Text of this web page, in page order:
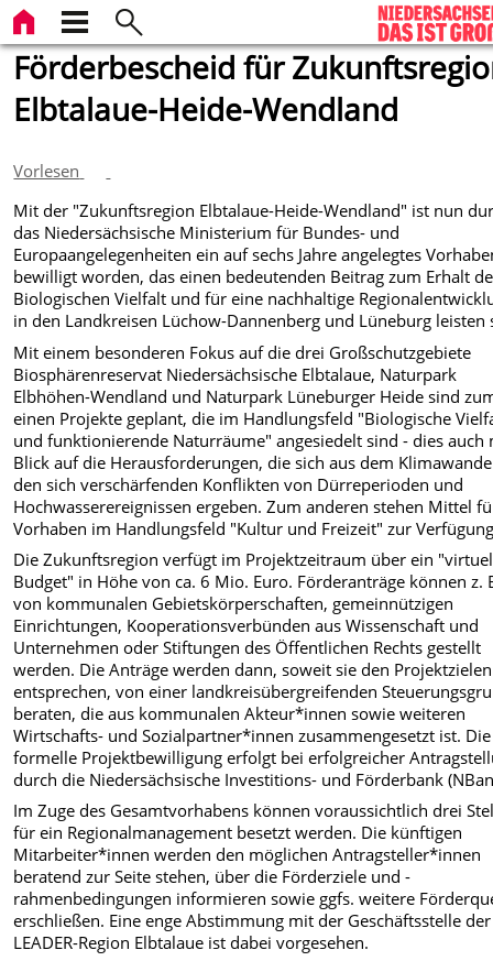
Förderbescheid für
Elbtalaue-Heide-Wendland
Vorlesen
Mit der "Zukunftsregion Elbtalaue-Heide-Wendland" ist nun
das Niedersächsische Ministerium für Bundes- und
Europaangelegenheiten ein auf sechs Jahre angelegtes
bewilligt worden, das einen bedeutenden Beitrag zum Erhalt
Biologischen Vielfalt und für eine nachhaltige
in den Landkreisen Lüchow-Dannenberg und Lüneburg leisten
Mit einem besonderen Fokus auf die drei Großschutzgebiete
Biosphärenreservat Niedersächsische Elbtalaue, Naturpark
Elbhöhen-Wendland und Naturpark Lüneburger Heide sind
einen Projekte geplant, die im Handlungsfeld "Biologische
und funktionierende Naturräume" angesiedelt sind - dies auch
Blick auf die Herausforderungen, die sich aus dem
den sich verschärfenden Konflikten von Dürreperioden und
Hochwasserereignissen ergeben. Zum anderen stehen Mittel
Vorhaben im Handlungsfeld "Kultur und Freizeit" zur
Die Zukunftsregion verfügt im Projektzeitraum über ein
Budget" in Höhe von ca. 6 Mio. Euro. Förderanträge können z.
von kommunalen Gebietskörperschaften, gemeinnützigen
Einrichtungen, Kooperationsverbünden aus Wissenschaft und
Unternehmen oder Stiftungen des Öffentlichen Rechts gestellt
werden. Die Anträge werden dann, soweit sie den Projektzielen
entsprechen, von einer landkreisübergreifenden
beraten, die aus kommunalen Akteur*innen sowie weiteren
Wirtschafts- und Sozialpartner*innen zusammengesetzt ist. Die
formelle Projektbewilligung erfolgt bei erfolgreicher
durch die Niedersächsische Investitions- und Förderbank
Im Zuge des Gesamtvorhabens können voraussichtlich drei
für ein Regionalmanagement besetzt werden. Die künftigen
Mitarbeiter*innen werden den möglichen Antragsteller*innen
beratend zur Seite stehen, über die Förderziele und -
rahmenbedingungen informieren sowie ggfs. weitere
erschließen. Eine enge Abstimmung mit der Geschäftsstelle der
LEADER-Region Elbtalaue ist dabei vorgesehen.